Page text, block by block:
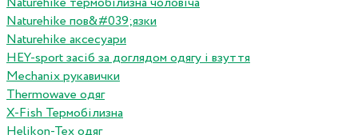
Naturehike пов&#039;язки
Naturehike аксесуари
HEY-sport засіб за доглядом одягу і взуття
Mechanix рукавички
Thermowave одяг
X-Fish Термобілизна